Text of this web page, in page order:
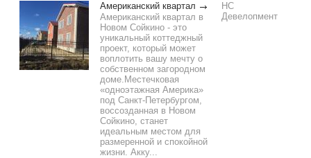
Американский квартал
Американский квартал в
Новом Сойкино - это
уникальный коттеджный
проект, который может
воплотить вашу мечту о
собственном загородном
доме.Местечковая
«одноэтажная Америка»
под Санкт-Петербургом,
воссозданная в Новом
Сойкино, станет
идеальным местом для
размеренной и спокойной
жизни. Акку...
НС
Девелопмент